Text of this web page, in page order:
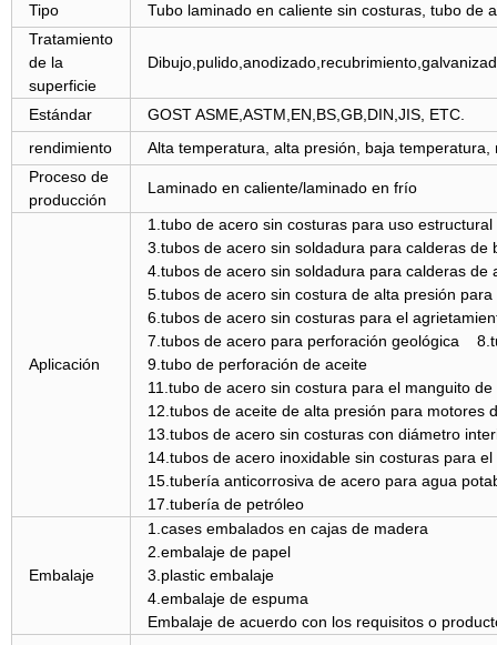
Tipo
Tubo laminado en caliente sin costuras, tubo de
Tratamiento
de la
superficie
Estándar
GOST ASME,ASTM,EN,BS,GB,DIN,JIS, ETC.
rendimiento
Alta temperatura, alta presión, baja temperatura,
Proceso de
producción
Laminado en caliente/laminado en frío
Aplicación
1.tubo de acero sin costuras
3.tubos de acero sin soldadura para calderas de
4.tubos de acero sin soldadura para calderas de
5.tubos de acero sin costura de alta presión
6.tubos de acero sin costuras para el
7.tubos de acero para perforación geológica
9.tubo de perforación de
11.tubo de acero sin costura para el manguito
12.tubos de aceite de alta presión para motores
13.tubos de acero sin costuras con diámetro
14.tubos de acero inoxidable sin costuras para
15.tubería anticorrosiva de
17.tubería
Embalaje
1.cases embalados en cajas de madera
2.embalaje de papel
3.plastic embalaje
4.embalaje de espuma
Embalaje de acuerdo con los requisitos o